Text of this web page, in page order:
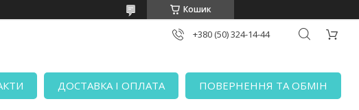
Кошик
+380 (50) 324-14-44
ДОСТАВКА І ОПЛАТА ПОВЕРНЕННЯ ТА ОБМІН